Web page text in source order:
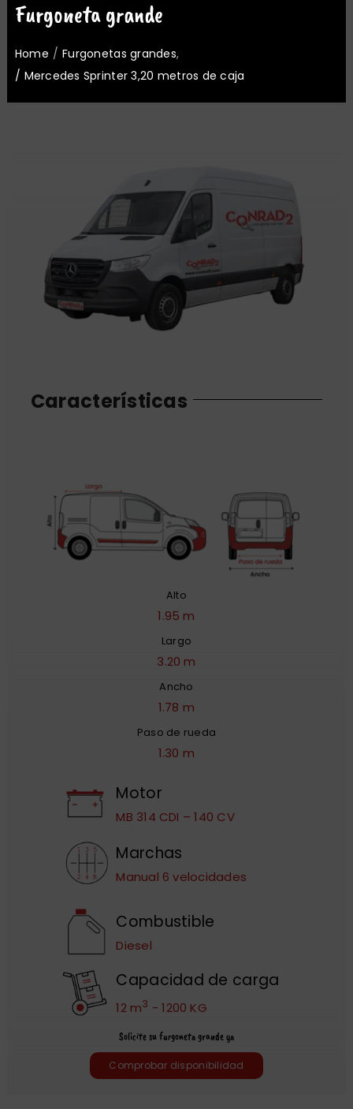
Home
Furgonetas grandes
Mercedes Sprinter 3,20 metros de caja
Oficinas
Nosotros
Noticias
Furgoneta grande
Características
Alto
1.95 m
Largo
3.20 m
Ancho
1.78 m
Paso de rueda
1.30 m
Motor
MB 314 CDI – 140 CV
Marchas
Manual 6 velocidades
Combustible
Diesel
Capacidad de carga
12 m3 - 1200 KG
Solicite su furgoneta grande ya
Comprobar disponibilidad